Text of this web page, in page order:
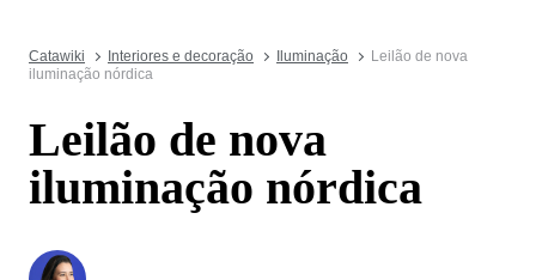
Catawiki Interiores e decoração Iluminação
Leilão de nova
iluminação nórdica
Leilão de nova
iluminação nórdica